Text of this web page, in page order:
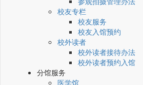
校友专栏
校友服务
校友入馆预约
校外读者
校外读者接待办法
校外读者预约入馆
分馆服务
医学馆